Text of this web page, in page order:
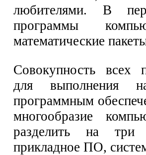
любителями. В
программы
математические
Совокупность всех
для выполнения
программным
многообразие
разделить на
прикладное ПО,